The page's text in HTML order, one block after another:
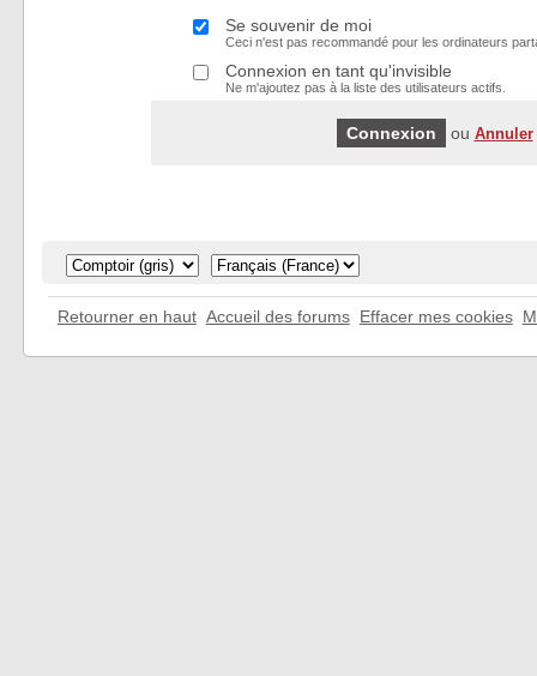
Se souvenir de moi
Ceci n'est pas recommandé pour les ordinateurs
Connexion en tant qu'invisible
Ne m'ajoutez pas à la liste des utilisateurs actifs.
ou Annuler
Retourner en haut Accueil des forums Effacer mes cookies